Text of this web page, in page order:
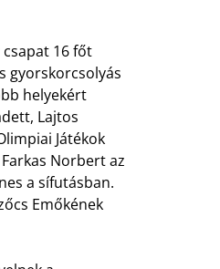
16 főt
gyorskorcsolyás
helyekért
Lajtos
Játékok
Norbert az
a sífutásban.
Emőkének